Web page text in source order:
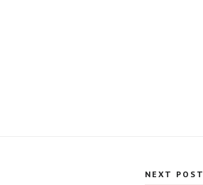
NEXT POST